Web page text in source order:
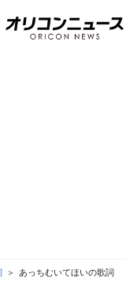
あっちむいてほいの歌詞